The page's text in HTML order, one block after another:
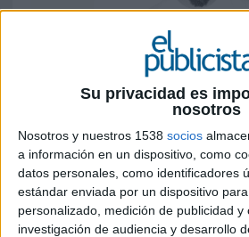
Su privacidad es
nosotros
Nosotros y nuestros 1538 socios
a información en un dispositivo, como
datos personales, como identificadores
estándar enviada por un dispositivo
personalizado, medición de publicidad y
investigación de audiencia y desarrollo
El director y fotógrafo
apuesta por la productora
representación como
creativo español